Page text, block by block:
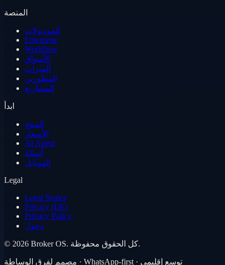
المنصة
الموديولات
Enterprise
Workflow
الأسواق
الميزات
المطورين
المشاريع
ابدأ
المنتج
الأسعار
AI Agent
أسئلة
الموبايل
Legal
Legal Notice
Privacy (DE)
Privacy Policy
دخول
© 2026 Broker OS. كل الحقوق محفوظة.
مصمم لفِرق الوساطة · WhatsApp-first · توسع إقليمي